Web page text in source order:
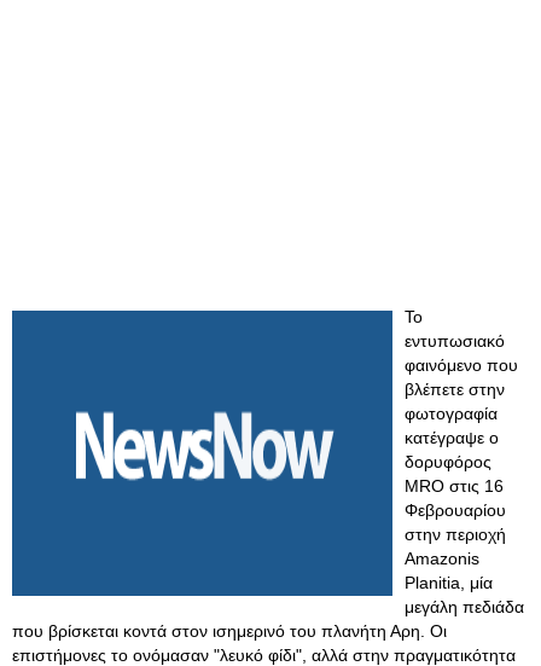
Το
εντυπωσιακό
φαινόμενο που
βλέπετε στην
φωτογραφία
κατέγραψε ο
δορυφόρος
MRO στις 16
Φεβρουαρίου
στην περιοχή
Amazonis
Planitia, μία
μεγάλη πεδιάδα
που βρίσκεται κοντά στον ισημερινό του πλανήτη Αρη. Οι
επιστήμονες το ονόμασαν "λευκό φίδι", αλλά στην πραγματικότητα